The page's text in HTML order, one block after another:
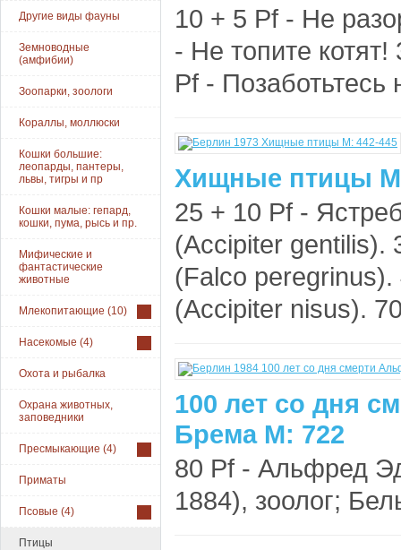
Другие виды фауны
Земноводные
(амфибии)
Зоопарки, зоологи
Кораллы, моллюски
Кошки большие:
леопарды, пантеры,
львы, тигры и пр
Кошки малые: гепард,
кошки, пума, рысь и пр.
Мифические и
фантастические
животные
Млекопитающие (10)
Насекомые (4)
Охота и рыбалка
Охрана животных,
заповедники
Пресмыкающие (4)
Приматы
Псовые (4)
Птицы
10 + 5 Pf - Не
- Не топите
Pf -
Хищные птицы
25 + 10 Pf -
(Accipiter gentilis).
(Falco
(Accipiter nisus).
100 лет со дня
Брема М: 722
80 Pf - Альфред
1884), зоолог;